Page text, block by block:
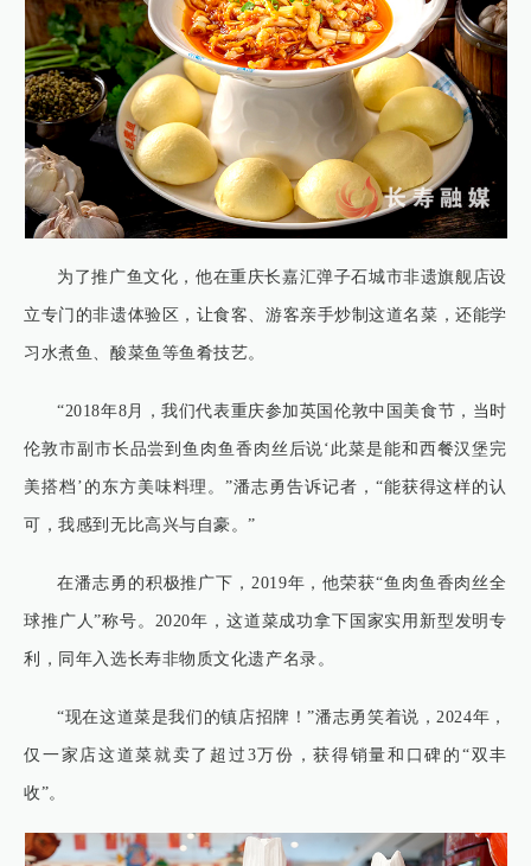
为了推广鱼文化，他在重庆长嘉汇弹子石城市非遗旗舰店设
立专门的非遗体验区，让食客、游客亲手炒制这道名菜，还能学
习水煮鱼、酸菜鱼等鱼肴技艺。
“2018年8月，我们代表重庆参加英国伦敦中国美食节，当时
伦敦市副市长品尝到鱼肉鱼香肉丝后说‘此菜是能和西餐汉堡完
美搭档’的东方美味料理。”潘志勇告诉记者，“能获得这样的认
可，我感到无比高兴与自豪。”
在潘志勇的积极推广下，2019年，他荣获“鱼肉鱼香肉丝全
球推广人”称号。2020年，这道菜成功拿下国家实用新型发明专
利，同年入选长寿非物质文化遗产名录。
“现在这道菜是我们的镇店招牌！”潘志勇笑着说，2024年，
仅一家店这道菜就卖了超过3万份，获得销量和口碑的“双丰
收”。